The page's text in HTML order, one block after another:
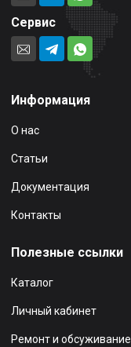
Сервис
Информация
О нас
Статьи
Документация
Контакты
Полезные ссылки
Каталог
Личный кабинет
Ремонт и обсуживание